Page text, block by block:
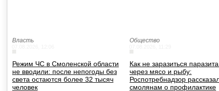
Власть
Режим ЧС в Смоленской области
не вводили: после непогоды без
света остаются более 32 тысяч
человек
Общество
Как не заразиться
через мясо и рыбу:
Роспотребнадзор
смолянам о профилактике